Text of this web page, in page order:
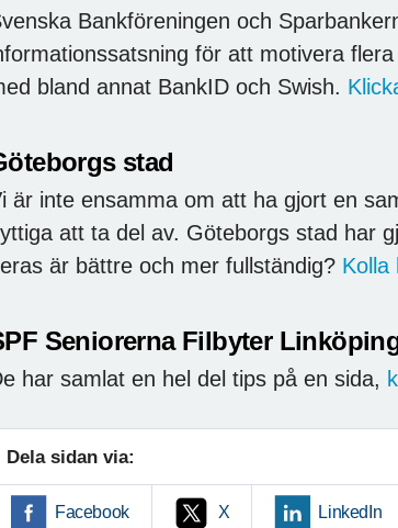
Bankföreningen och
för att motivera
bland annat BankID och Swish.
stad
är inte ensamma om att ha gjort en
att ta del av. Göteborgs stad har
är bättre och mer fullständig? Kolla
Seniorerna Filbyter
har samlat en hel del tips på en sida,
Dela sidan via:
Facebook X LinkedIn